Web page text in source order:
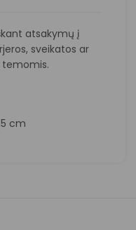
atsakymų į
sveikatos ar
cm